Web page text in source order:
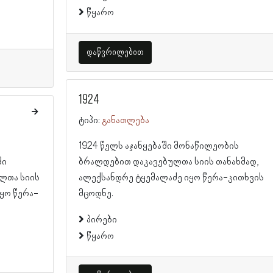
სიის
წერა-
წყარო
დაწვრილებით
1924
ტიპი: განათლება
1924 წელს აჯანყებაში მონაწილეობის
ბრალდებით დაკავებულთა სიის თანახმად,
ალექსანდრე ტყემალაძე იყო წერა-კითხვის
მცოდნე.
პირები
წყარო